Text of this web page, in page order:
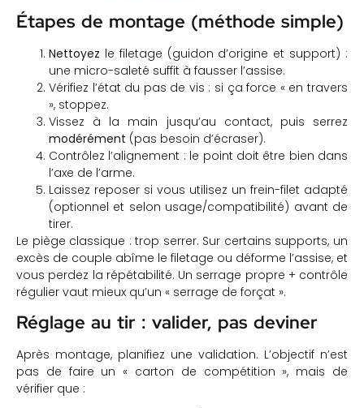
Étapes de montage (méthode simple)
Nettoyez le filetage (guidon d’origine et support) :
une micro-saleté suffit à fausser l’assise.
Vérifiez l’état du pas de vis : si ça force « en travers
», stoppez.
Vissez à la main jusqu’au contact, puis serrez
modérément (pas besoin d’écraser).
Contrôlez l’alignement : le point doit être bien dans
l’axe de l’arme.
Laissez reposer si vous utilisez un frein-filet adapté
(optionnel et selon usage/compatibilité) avant de
tirer.
Le piège classique : trop serrer. Sur certains supports, un
excès de couple abîme le filetage ou déforme l’assise, et
vous perdez la répétabilité. Un serrage propre + contrôle
régulier vaut mieux qu’un « serrage de forçat ».
Réglage au tir : valider, pas deviner
Après montage, planifiez une validation. L’objectif n’est
pas de faire un « carton de compétition », mais de
vérifier que :